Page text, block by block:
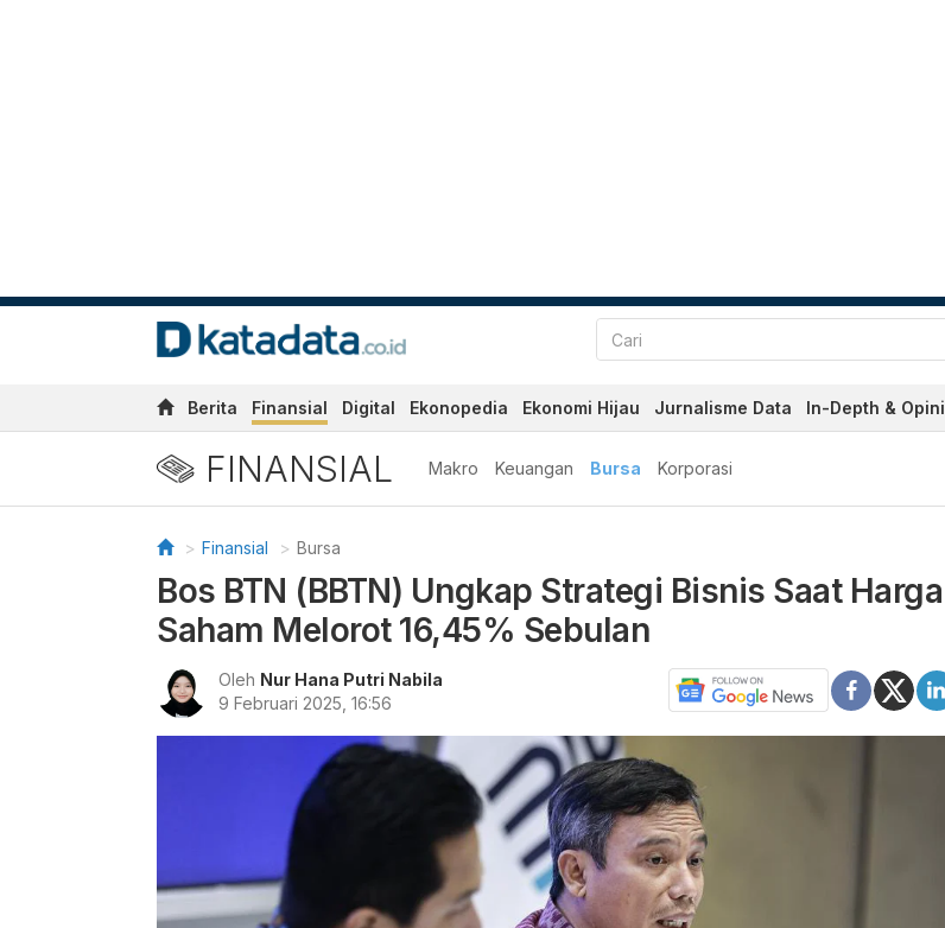
Berita Finansial Digital Ekonopedia Ekonomi Hijau Jurnalisme Data In-Depth & Opini
FINANSIAL Makro Keuangan Bursa Korporasi
Finansial Bursa
Bos BTN (BBTN) Ungkap Strategi Bisnis Saat Harga
Saham Melorot 16,45% Sebulan
Oleh Nur Hana Putri Nabila
9 Februari 2025, 16:56